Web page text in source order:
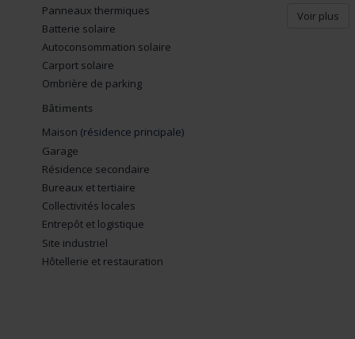
Panneaux thermiques
Batterie solaire
Autoconsommation solaire
Carport solaire
Ombrière de parking
Bâtiments
Maison (résidence principale)
Garage
Résidence secondaire
Bureaux et tertiaire
Collectivités locales
Entrepôt et logistique
Site industriel
Hôtellerie et restauration
Voir plus